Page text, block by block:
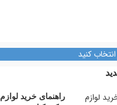
امیرکبیر، پاساژ کاشانی، طبقه دوم،
تلفن تماس
کنید
راهنمای خرید لوازم